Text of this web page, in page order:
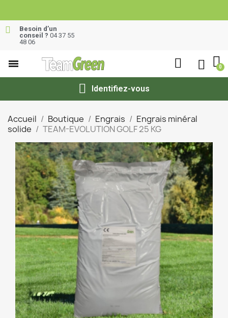
Besoin d’un
conseil ? 04 37 55
48 06
Identifiez-vous
Accueil Boutique Engrais
Engrais minéral
solide
TEAM-EVOLUTION GOLF 25 KG